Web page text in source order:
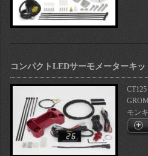
コンパクトLEDサーモメーターキ
CT125
モン